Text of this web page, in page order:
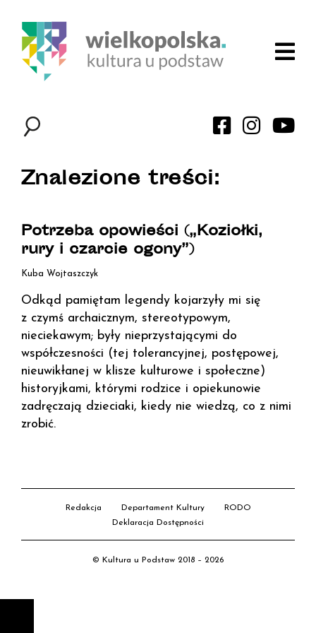
Znalezione treści:
Potrzeba opowieści („Koziołki,
rury i czarcie ogony”)
Kuba Wojtaszczyk
Odkąd pamiętam legendy kojarzyły mi się
z czymś archaicznym, stereotypowym,
nieciekawym; były nieprzystającymi do
współczesności (tej tolerancyjnej, postępowej,
nieuwikłanej w klisze kulturowe i społeczne)
historyjkami, którymi rodzice i opiekunowie
zadręczają dzieciaki, kiedy nie wiedzą, co z nimi
zrobić.
Redakcja Departament Kultury
RODO
Deklaracja Dostępności
© Kultura u Podstaw 2018 – 2026